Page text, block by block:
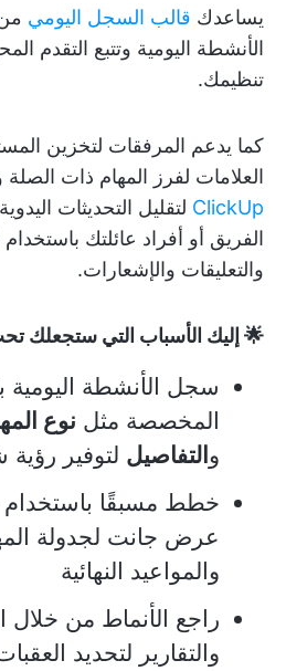
يساعدك قالب السجل اليومي
الأنشطة اليومية وتتبع التقدم
تنظيمك.
كما يدعم المرفقات لتخزين
العلامات لفرز المهام ذات
ClickUp لتقليل التحديثات
الفريق أو أفراد عائلتك
والتعليقات والإشعارات.
🌟 إليك الأسباب التي ستجعلك
سجل الأنشطة اليومية
المخصصة مثل نوع
والتفاصيل لتوفير رؤية
خطط مسبقًا باستخدام
عرض جانت لجدولة
والمواعيد النهائية
راجع الأنماط من
والتقارير لتحديد